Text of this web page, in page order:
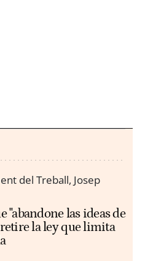
"abandone las ideas de
la ley que limita